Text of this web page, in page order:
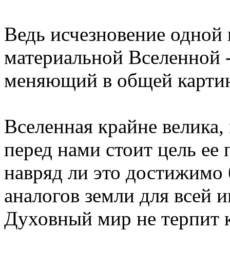
Ведь исчезновение
материальной
меняющий в общей
Вселенная крайне
перед нами стоит цель ее
навряд ли это
аналогов земли для всей
Духовный мир не терпит